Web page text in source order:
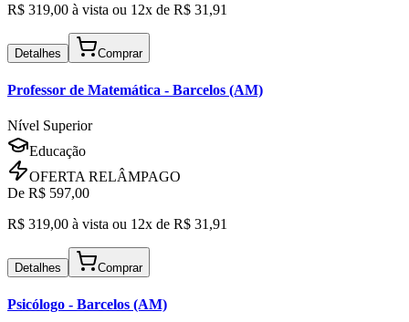
R$ 319,00 à vista ou 12x de R$ 31,91
Detalhes Comprar
Professor de Matemática - Barcelos (AM)
Nível Superior
Educação
OFERTA RELÂMPAGO
De R$ 597,00
R$ 319,00 à vista ou 12x de R$ 31,91
Detalhes Comprar
Psicólogo - Barcelos (AM)